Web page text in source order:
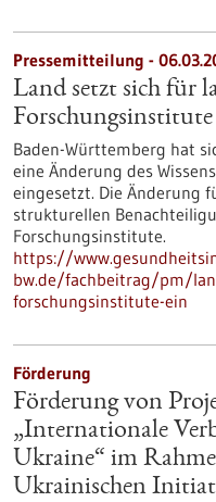
Pressemitteilung -
Land setzt sich für
Forschungsinstitute
Baden-Württemberg hat
eine Änderung des
eingesetzt. Die Änderung
strukturellen
Forschungsinstitute.
https://
bw.de/fachbeitrag/pm/
forschungsinstitute-ein
Förderung
Förderung von
„Internationale
Ukraine“ im
Ukrainischen